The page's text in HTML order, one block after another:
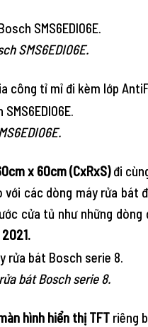
SMS6EDI06E.
công tỉ mỉ đi kèm lớp
x 60cm (CxRxS)đi
các dòng máy rửa bát
cửa tủ như những
bát Bosch serie 8.
hình hiển thị TFT riêng